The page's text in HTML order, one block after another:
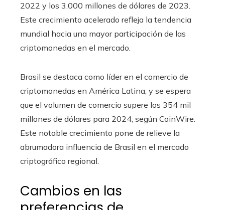
2022 y los 3.000 millones de dólares de 2023.
Este crecimiento acelerado refleja la tendencia
mundial hacia una mayor participación de las
criptomonedas en el mercado.
Brasil se destaca como líder en el comercio de
criptomonedas en América Latina, y se espera
que el volumen de comercio supere los 354 mil
millones de dólares para 2024, según CoinWire.
Este notable crecimiento pone de relieve la
abrumadora influencia de Brasil en el mercado
criptográfico regional.
Cambios en las